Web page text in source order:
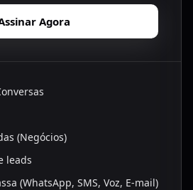
Agora
(Negócios)
leads
(WhatsApp, SMS, Voz, E-mail)